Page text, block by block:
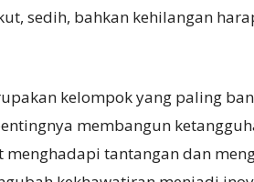
sedih, bahkan kehilangan
kelompok yang paling
membangun
tantangan dan